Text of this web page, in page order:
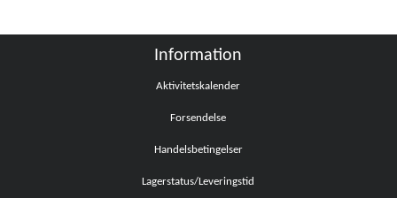
Information
Aktivitetskalender
Forsendelse
Handelsbetingelser
Lagerstatus/Leveringstid